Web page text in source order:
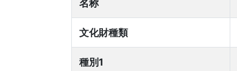
名称
文化財種類
種別1